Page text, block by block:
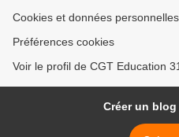
Cookies et données personnelles
Préférences cookies
Voir le profil de CGT Education
Créer un